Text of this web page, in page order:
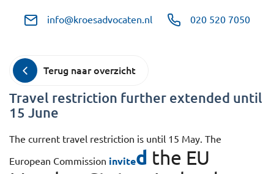
info@kroesadvocaten.nl 020 520 7050
Terug naar overzicht
Travel restriction further extended until
15 June
The current travel restriction is until 15 May. The
European Commission invited the EU